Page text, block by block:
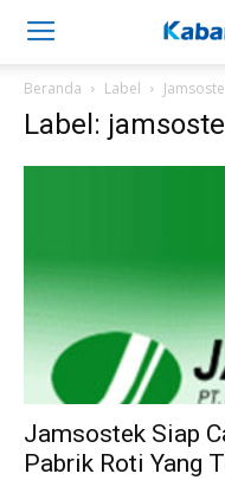
Beranda Label
Label:
Jamsostek Siap
Pabrik Roti Yang